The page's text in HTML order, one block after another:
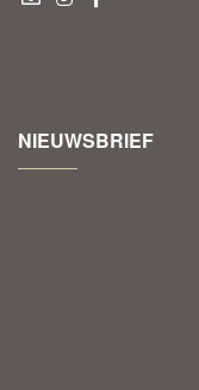
NIEUWSBRIEF